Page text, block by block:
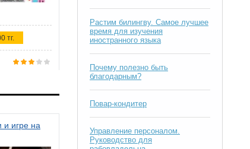
тг.
игре на
Растим билингву. Самое лучшее
время для изучения
иностранного языка
Почему полезно быть
благодарным?
Повар-кондитер
Управление персоналом.
Руководство для